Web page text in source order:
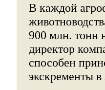
В каждой
900 млн. тонн
директор
способен
экскременты в